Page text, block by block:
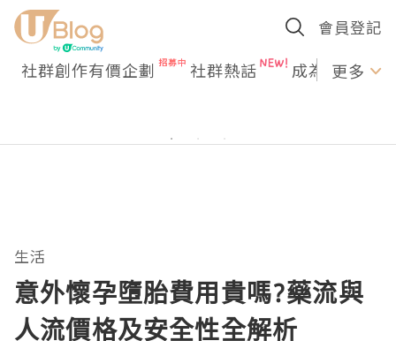
會員登記
社群創作有價企劃 社群熱話 成為U更多
生活
意外懷孕墮胎費用貴嗎?藥流與
人流價格及安全性全解析